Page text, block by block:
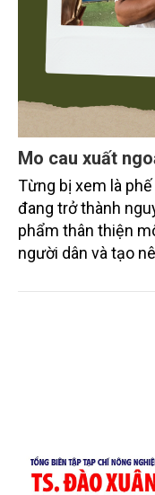
Mo cau xuất
Từng bị xem là
đang trở thành
phẩm thân thiện
người dân và tạo
chén, dĩa... từ mo